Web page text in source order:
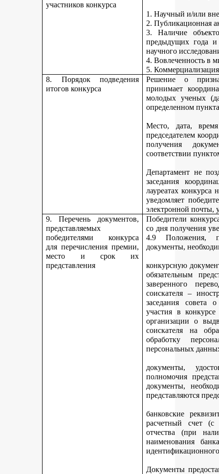
участников конкурса
1. Научный и/или
2. Публикационная
3. Наличие
предыдущих года
научного
4. Вовлеченность в
5.
8. Порядок подведения
итогов конкурса
Решение о
принимает
молодых ученых
определенном
Место, дата, время
председателем
получения
соответствии
Департамент не
заседания
лауреатах
уведомляет
электронной почты,
9. Перечень документов,
представляемых
победителями конкурса
для перечисления премии,
место и срок их
представления
Победители
со дня получения
4.9 Положения,
документы,
конкурсную
обязательным
заверенного
соискателя –
заседания совета
участия в
организации о
соискателя на
обработку
персональных
документы,
полномочия
документы,
представляются
банковские
расчетный счет (с
отчества (при
наименования
Документы